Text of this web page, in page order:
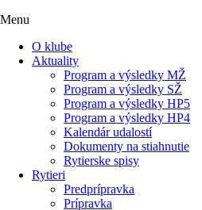
Menu
O klube
Aktuality
Program a výsledky MŽ
Program a výsledky SŽ
Program a výsledky HP5
Program a výsledky HP4
Kalendár udalostí
Dokumenty na stiahnutie
Rytierske spisy
Rytieri
Predprípravka
Prípravka